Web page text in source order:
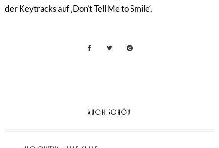
der Keytracks auf ‚Don’t Tell Me to Smile‘.
AUCH SCHÖN